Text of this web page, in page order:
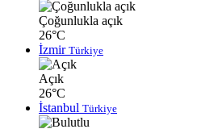
Çoğunlukla açık
26°C
İzmir Türkiye
Açık
26°C
İstanbul Türkiye